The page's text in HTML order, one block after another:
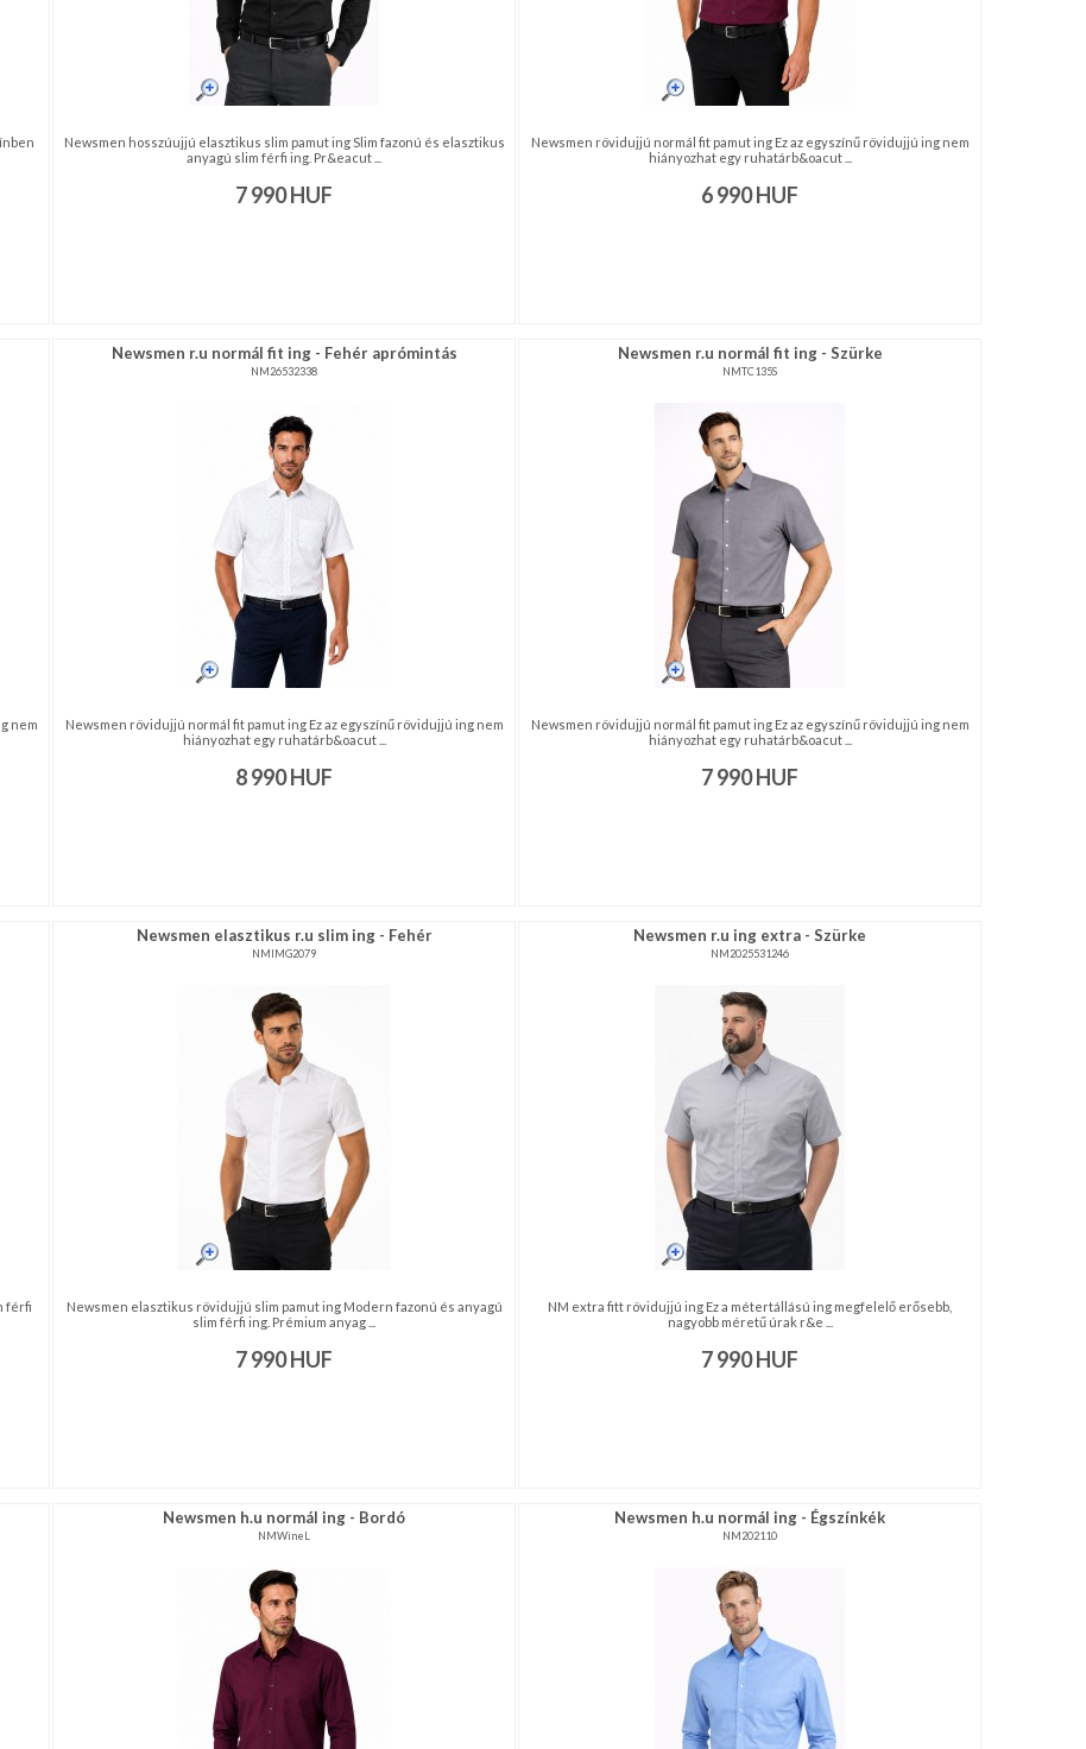
Newsmen hosszúujjú elasztikus slim pamut ing Slim fazonú és elasztikus
anyagú slim férfi ing. Pr&eacut ...
7 990HUF
Newsmen rövidujjú normál fit pamut ing Ez az egyszínű rövidujjú ing nem
hiányozhat egy ruhatárb&oacut ...
6 990HUF
nem
Newsmen r.u normál fit ing - Fehér aprómintás
NM26532338
Newsmen rövidujjú normál fit pamut ing Ez az egyszínű rövidujjú ing nem
hiányozhat egy ruhatárb&oacut ...
8 990HUF
Newsmen r.u normál fit ing - Szürke
NMTC135S
Newsmen rövidujjú normál fit pamut ing Ez az egyszínű rövidujjú ing nem
hiányozhat egy ruhatárb&oacut ...
7 990HUF
férfi
Newsmen elasztikus r.u slim ing - Fehér
NMIMG2079
Newsmen elasztikus rövidujjú slim pamut ing Modern fazonú és anyagú
slim férfi ing. Prémium anyag ...
7 990HUF
Newsmen r.u ing extra - Szürke
NM2025531246
NM extra fitt rövidujjú ing Ez a métertállású ing megfelelő erősebb,
nagyobb méretű úrak r&e ...
7 990HUF
Newsmen h.u normál ing - Bordó
NMWineL
Newsmen h.u normál ing - Égszínkék
NM202110